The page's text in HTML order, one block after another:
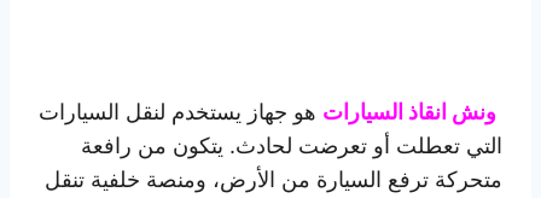
ونش انقاذ السيارات هو جهاز يستخدم لنقل السيارات
التي تعطلت أو تعرضت لحادث. يتكون من رافعة
متحركة ترفع السيارة من الأرض، ومنصة خلفية تنقل